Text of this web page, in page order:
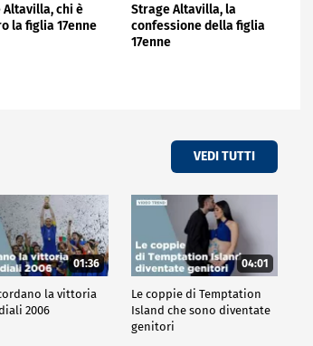
Altavilla, chi è
la figlia 17enne
Strage Altavilla, la
confessione della figlia
17enne
VEDI TUTTI
01:36
la vittoria
2006
04:01
Le coppie di Temptation
Island che sono diventate
genitori